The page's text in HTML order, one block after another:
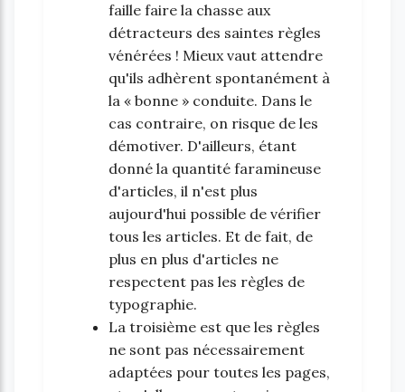
faille faire la chasse aux
détracteurs des saintes règles
vénérées ! Mieux vaut attendre
qu'ils adhèrent spontanément à
la « bonne » conduite. Dans le
cas contraire, on risque de les
démotiver. D'ailleurs, étant
donné la quantité faramineuse
d'articles, il n'est plus
aujourd'hui possible de vérifier
tous les articles. Et de fait, de
plus en plus d'articles ne
respectent pas les règles de
typographie.
La troisième est que les règles
ne sont pas nécessairement
adaptées pour toutes les pages,